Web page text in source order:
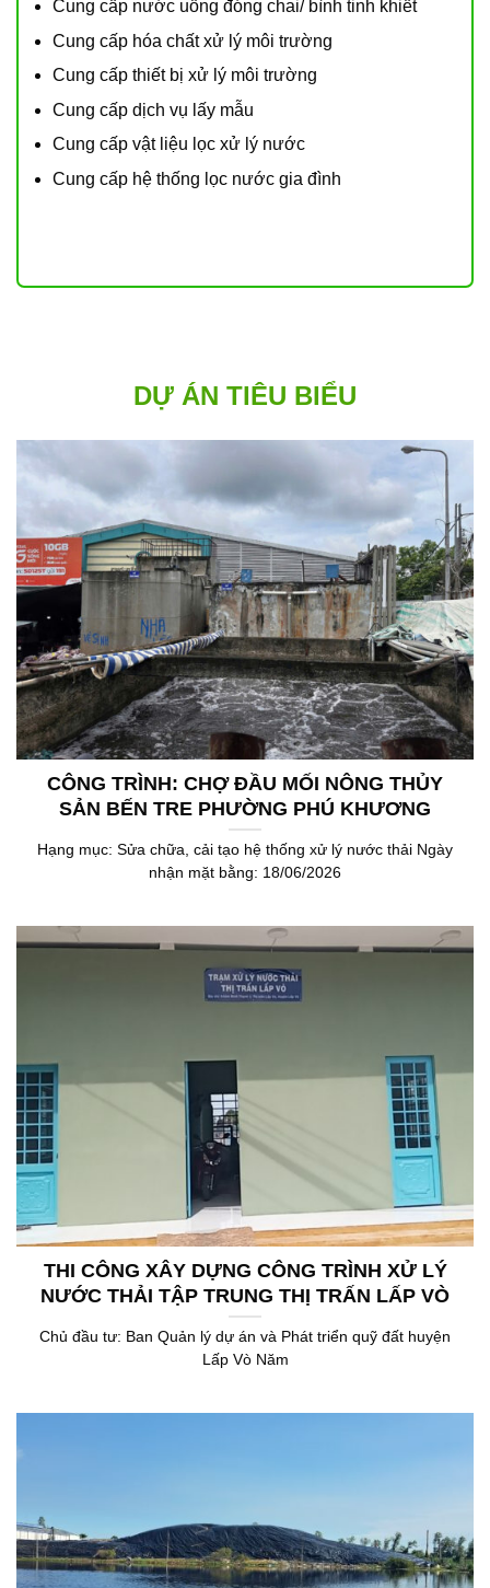
Cung cấp nước uống đóng chai/ bình tinh khiết
Cung cấp hóa chất xử lý môi trường
Cung cấp thiết bị xử lý môi trường
Cung cấp dịch vụ lấy mẫu
Cung cấp vật liệu lọc xử lý nước
Cung cấp hệ thống lọc nước gia đình
DỰ ÁN TIÊU BIỂU
CÔNG TRÌNH: CHỢ ĐẦU MỐI NÔNG THỦY
SẢN BẾN TRE PHƯỜNG PHÚ KHƯƠNG
Hạng mục: Sửa chữa, cải tạo hệ thống xử lý nước thải Ngày
nhận mặt bằng: 18/06/2026
THI CÔNG XÂY DỰNG CÔNG TRÌNH XỬ LÝ
NƯỚC THẢI TẬP TRUNG THỊ TRẤN LẤP VÒ
Chủ đầu tư: Ban Quản lý dự án và Phát triển quỹ đất huyện
Lấp Vò Năm